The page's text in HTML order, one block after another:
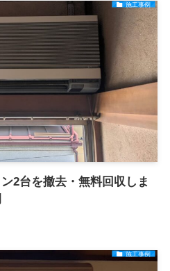
施工事例
2台を撤去・無料回収しま
施工事例